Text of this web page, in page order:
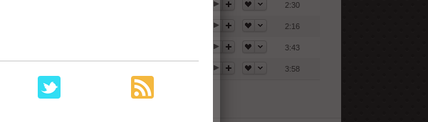
2:30
2:16
3:43
3:58